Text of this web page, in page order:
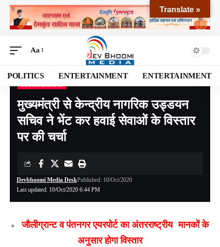
Aa
POLITICS ENTERTAINMENT ENTERTAINMENT
Devbhoomi Media >Blog>NATIONAL >UTTARAKHAND>मुख्यमंत्री से केन्द्रीय नागरिक उड्डयन सचिव ने भेंट कर हवाई सेवाओं के विस्तार पर की चर्चा
मुख्यमंत्री से केन्द्रीय नागरिक उड्डयन
सचिव ने भेंट कर हवाई सेवाओं के विस्तार
पर की चर्चा
Last updated: 10/Oct/2020 6:44 PM
Devbhoomi Media DeskPublished: 10/Oct/2020
जौलीग्रान्ट व पंतनगर एयरपोर्ट का अंतरराष्ट्रीय मानकों के
अनुसार होगा विस्तार
Translate »